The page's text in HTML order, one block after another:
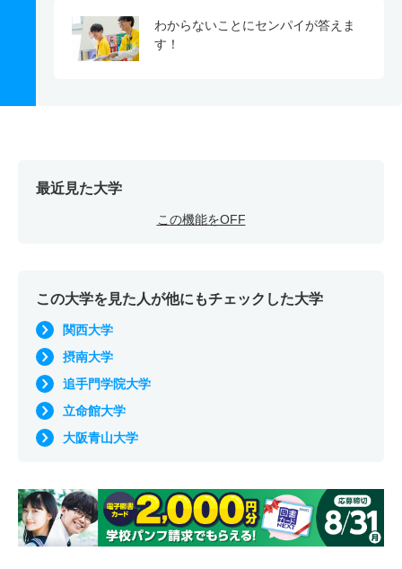
わからないことにセンパイが答えま
す！
最近見た大学
この機能をOFF
この大学を見た人が他にもチェックした大学
関西大学
摂南大学
追手門学院大学
立命館大学
大阪青山大学